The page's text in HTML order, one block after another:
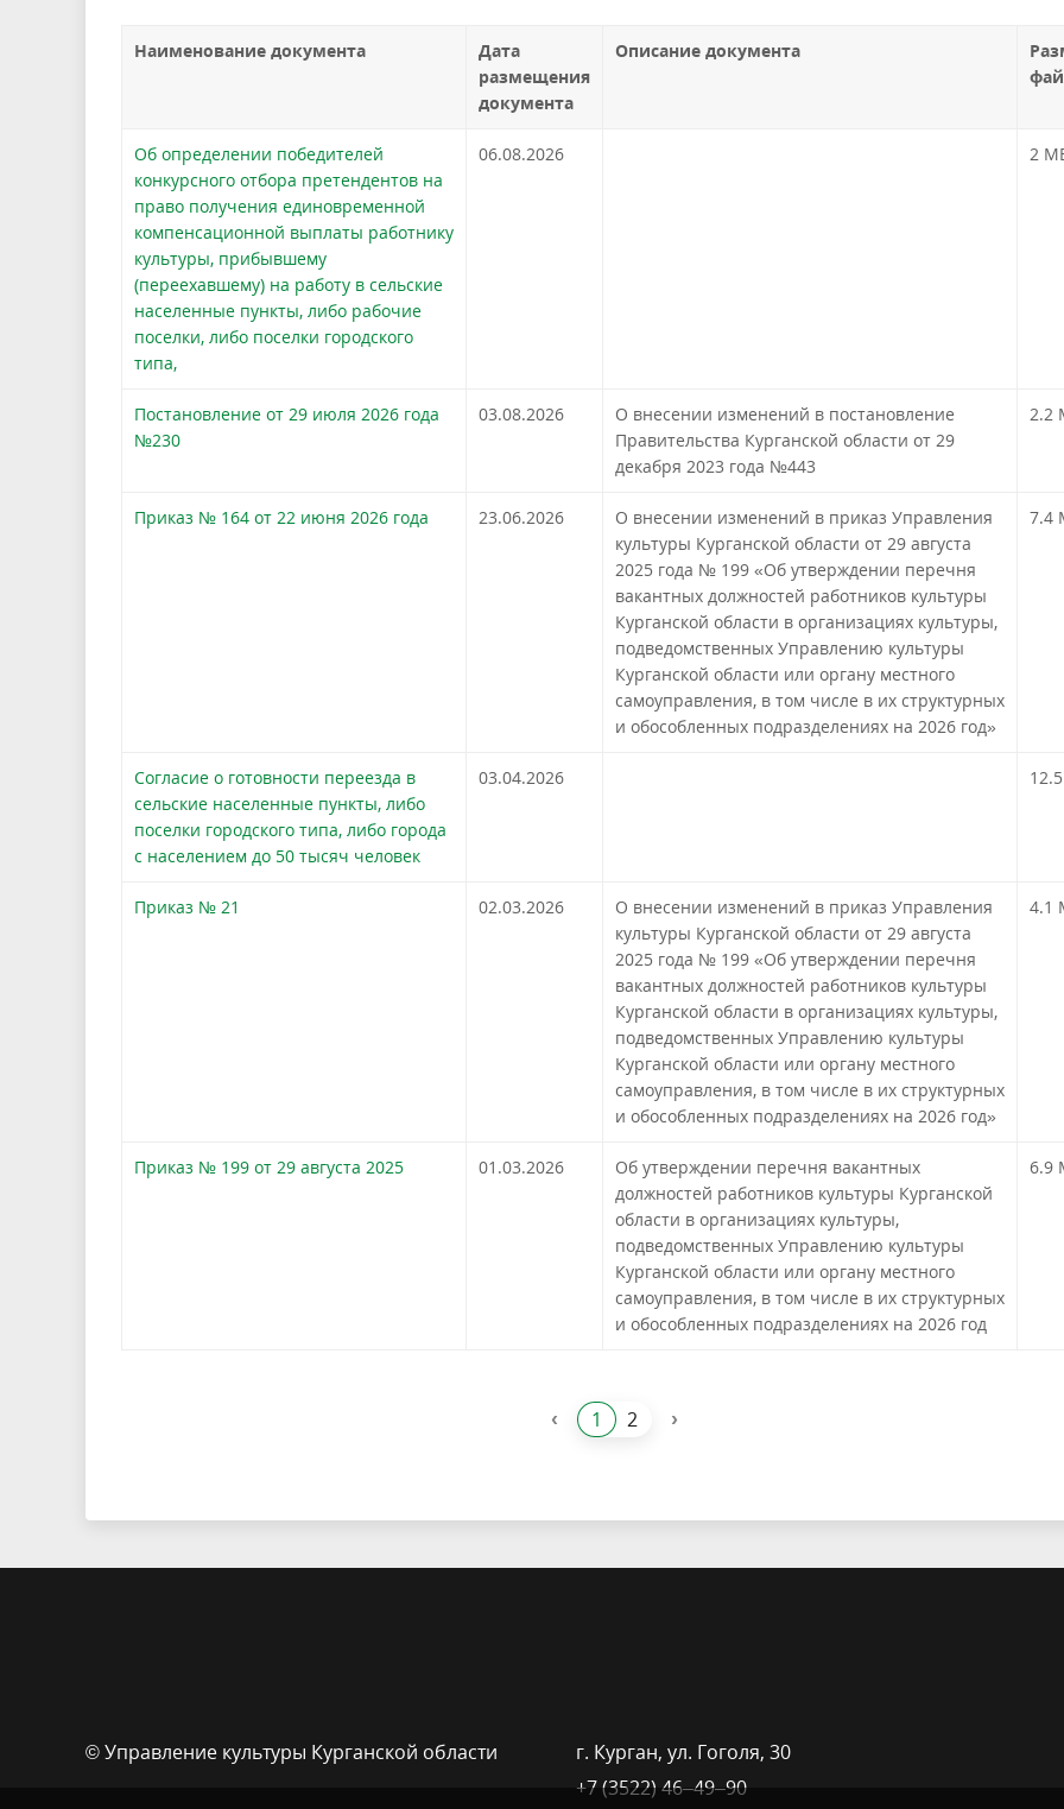
Наименование документа
Дата
размещения
документа
Описание документа
Об определении победителей
конкурсного отбора претендентов на
право получения единовременной
компенсационной выплаты работнику
культуры, прибывшему
(переехавшему) на работу в сельские
населенные пункты, либо рабочие
поселки, либо поселки городского
типа,
06.08.2026 2
Постановление от 29 июля 2026 года
№230
03.08.2026
О внесении изменений в постановление
Правительства Курганской области от 29
декабря 2023 года №443
2.2
Приказ № 164 от 22 июня 2026 года 23.06.2026
О внесении изменений в приказ Управления
культуры Курганской области от 29 августа
2025 года № 199 «Об утверждении перечня
вакантных должностей работников культуры
Курганской области в организациях культуры,
подведомственных Управлению культуры
Курганской области или органу местного
самоуправления, в том числе в их структурных
и обособленных подразделениях на 2026 год»
7.4
Согласие о готовности переезда в
сельские населенные пункты, либо
поселки городского типа, либо города
с населением до 50 тысяч человек
03.04.2026
Приказ № 21 02.03.2026
О внесении изменений в приказ Управления
культуры Курганской области от 29 августа
2025 года № 199 «Об утверждении перечня
вакантных должностей работников культуры
Курганской области в организациях культуры,
подведомственных Управлению культуры
Курганской области или органу местного
самоуправления, в том числе в их структурных
и обособленных подразделениях на 2026 год»
4.1
Приказ № 199 от 29 августа 2025 01.03.2026
Об утверждении перечня вакантных
должностей работников культуры Курганской
области в организациях культуры,
подведомственных Управлению культуры
Курганской области или органу местного
самоуправления, в том числе в их структурных
и обособленных подразделениях на 2026 год
6.9
‹ 1 2 ›
© Управление культуры Курганской области
г. Курган, ​ул. Гоголя, 30
+7 (3522) 46‒49‒90